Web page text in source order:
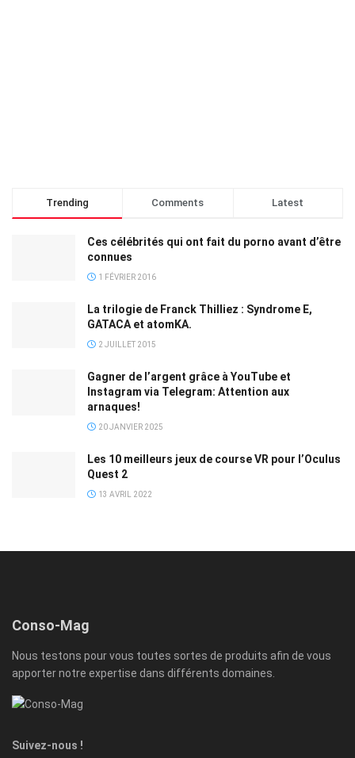
Trending Comments Latest
Ces célébrités qui ont fait du porno avant d’être
connues
1 FÉVRIER 2016
La trilogie de Franck Thilliez : Syndrome E,
GATACA et atomKA.
2 JUILLET 2015
Gagner de l’argent grâce à YouTube et
Instagram via Telegram: Attention aux
arnaques!
20 JANVIER 2025
Les 10 meilleurs jeux de course VR pour l’Oculus
Quest 2
13 AVRIL 2022
Conso-Mag
Nous testons pour vous toutes sortes de produits afin de vous
apporter notre expertise dans différents domaines.
Suivez-nous !